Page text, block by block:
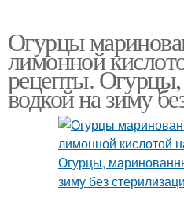
Огурцы
лимонной
рецепты.
водкой на зиму